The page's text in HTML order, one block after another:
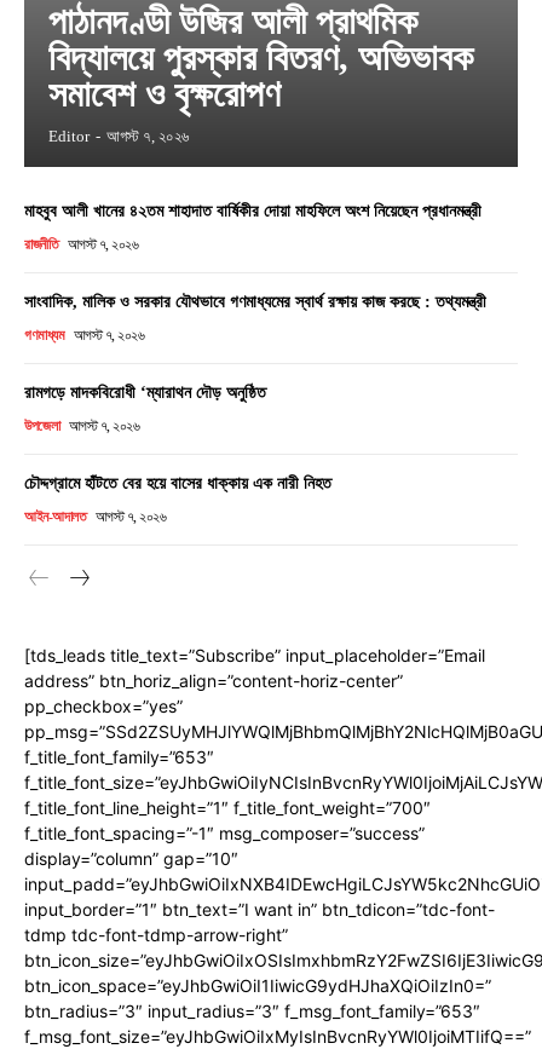
পাঠানদণ্ডী উজির আলী প্রাথমিক
বিদ্যালয়ে পুরস্কার বিতরণ, অভিভাবক
সমাবেশ ও বৃক্ষরোপণ
Editor - আগস্ট ৭, ২০২৬
মাহবুব আলী খানের ৪২তম শাহাদাত বার্ষিকীর দোয়া মাহফিলে অংশ নিয়েছেন প্রধানমন্ত্রী
রাজনীতি আগস্ট ৭, ২০২৬
সাংবাদিক, মালিক ও সরকার যৌথভাবে গণমাধ্যমের স্বার্থ রক্ষায় কাজ করছে : তথ্যমন্ত্রী
গণমাধ্যম আগস্ট ৭, ২০২৬
রামগড়ে মাদকবিরোধী ‘ম্যারাথন দৌড় অনুষ্ঠিত
উপজেলা আগস্ট ৭, ২০২৬
চৌদ্দগ্রামে হাঁটতে বের হয়ে বাসের ধাক্কায় এক নারী নিহত
আইন-আদালত আগস্ট ৭, ২০২৬
[tds_leads title_text=”Subscribe” input_placeholder=”Email
address” btn_horiz_align=”content-horiz-center”
pp_checkbox=”yes”
f_title_font_family=”653″
f_title_font_line_height=”1″ f_title_font_weight=”700″
f_title_font_spacing=”-1″ msg_composer=”success”
display=”column” gap=”10″
input_border=”1″ btn_text=”I want in” btn_tdicon=”tdc-font-
tdmp tdc-font-tdmp-arrow-right”
btn_icon_space=”eyJhbGwiOiI1IiwicG9ydHJhaXQiOiIzIn0=”
btn_radius=”3″ input_radius=”3″ f_msg_font_family=”653″
f_msg_font_size=”eyJhbGwiOiIxMyIsInBvcnRyYWl0IjoiMTIifQ==”